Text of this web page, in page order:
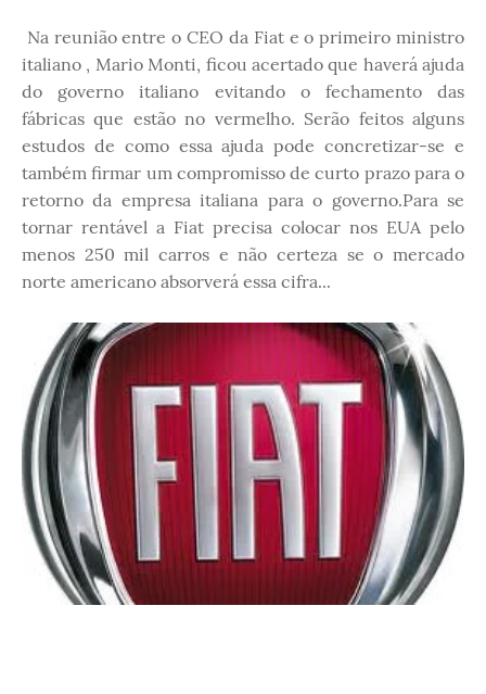
Na reunião entre o CEO da Fiat e o primeiro ministro
italiano , Mario Monti, ficou acertado que haverá ajuda
do governo italiano evitando o fechamento das
fábricas que estão no vermelho. Serão feitos alguns
estudos de como essa ajuda pode concretizar-se e
também firmar um compromisso de curto prazo para o
retorno da empresa italiana para o governo.Para se
tornar rentável a Fiat precisa colocar nos EUA pelo
menos 250 mil carros e não certeza se o mercado
norte americano absorverá essa cifra...